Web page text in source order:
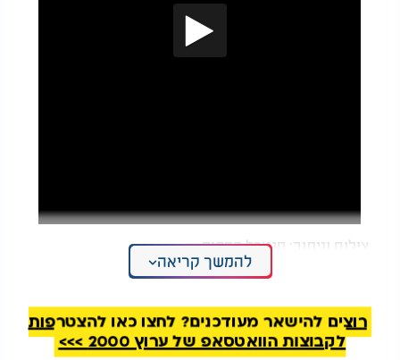
צילום וניתוב: סנטרל הפקות
שידור חי והפצה: שיא לייב
הפקה: בנדה הפקות
להמשך קריאה
רוצים להישאר מעודכנים? לחצו כאן להצטרפות
לקבוצות הוואטסאפ של ערוץ 2000 >>>